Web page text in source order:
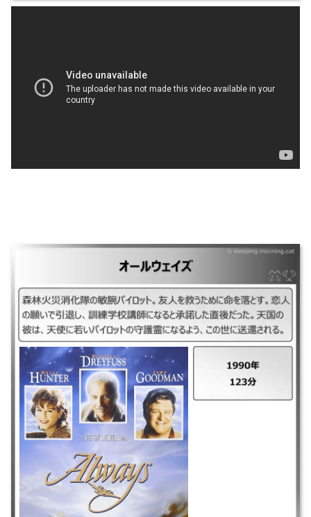
｜オールウェイズ ｜1990年 ｜123分 ｜森林火災消化隊の敏腕パイロッ
ト。友人を救うために命を落とす。恋人の願いで引退し、訓練学校講師に
なると承諾した直後だった。天国の彼は、天使に若いパイロットの守護霊
になるよう、この世に送還される。